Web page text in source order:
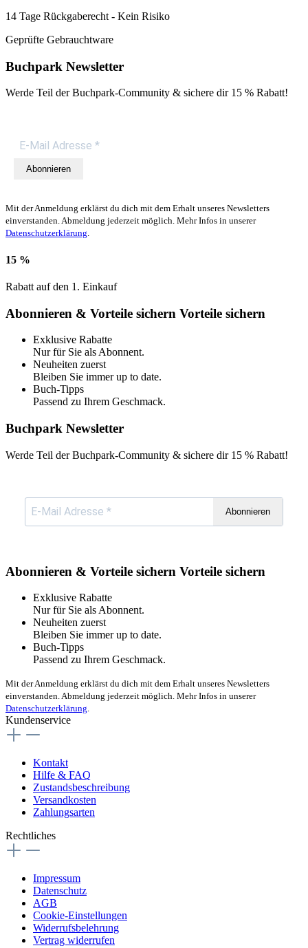
14 Tage Rückgaberecht - Kein Risiko
Geprüfte Gebrauchtware
Buchpark Newsletter
Werde Teil der Buchpark-Community & sichere dir 15 % Rabatt!
Abonnieren
Mit der Anmeldung erklärst du dich mit dem Erhalt unseres Newsletters
einverstanden. Abmeldung jederzeit möglich. Mehr Infos in unserer
Datenschutzerklärung.
15 %
Rabatt auf den 1. Einkauf
Abonnieren & Vorteile sichern Vorteile sichern
Exklusive Rabatte
Nur für Sie als Abonnent.
Neuheiten zuerst
Bleiben Sie immer up to date.
Buch-Tipps
Passend zu Ihrem Geschmack.
Buchpark Newsletter
Werde Teil der Buchpark-Community & sichere dir 15 % Rabatt!
Abonnieren
Abonnieren & Vorteile sichern Vorteile sichern
Exklusive Rabatte
Nur für Sie als Abonnent.
Neuheiten zuerst
Bleiben Sie immer up to date.
Buch-Tipps
Passend zu Ihrem Geschmack.
Mit der Anmeldung erklärst du dich mit dem Erhalt unseres Newsletters
einverstanden. Abmeldung jederzeit möglich. Mehr Infos in unserer
Datenschutzerklärung.
Kundenservice
Kontakt
Hilfe & FAQ
Zustandsbeschreibung
Versandkosten
Zahlungsarten
Rechtliches
Impressum
Datenschutz
AGB
Cookie-Einstellungen
Widerrufsbelehrung
Vertrag widerrufen